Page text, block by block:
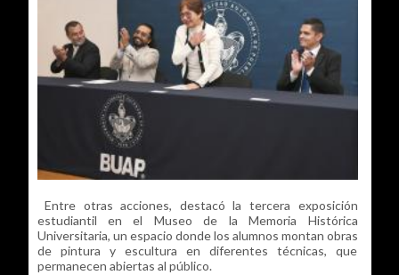
Entre otras acciones, destacó la tercera exposición
estudiantil en el Museo de la Memoria Histórica
Universitaria, un espacio donde los alumnos montan obras
de pintura y escultura en diferentes técnicas, que
permanecen abiertas al público.